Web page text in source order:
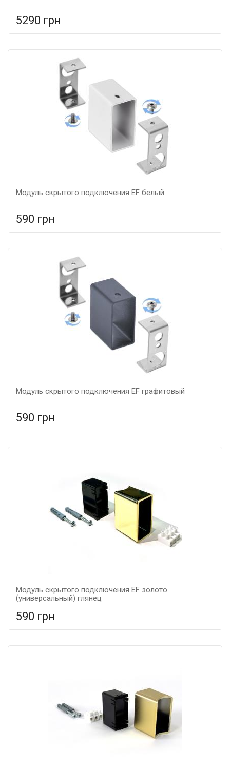
5290 грн
Мощность: 180 Вт, Подключение: правое, Цвет: черный,
Размер: 710х490х70,
Модуль скрытого подключения EF белый
590 грн
Цвет: белый, Материал: метал,
Модуль скрытого подключения EF графитовый
590 грн
Модуль скрытого подключения EF золото
(универсальный) глянец
590 грн